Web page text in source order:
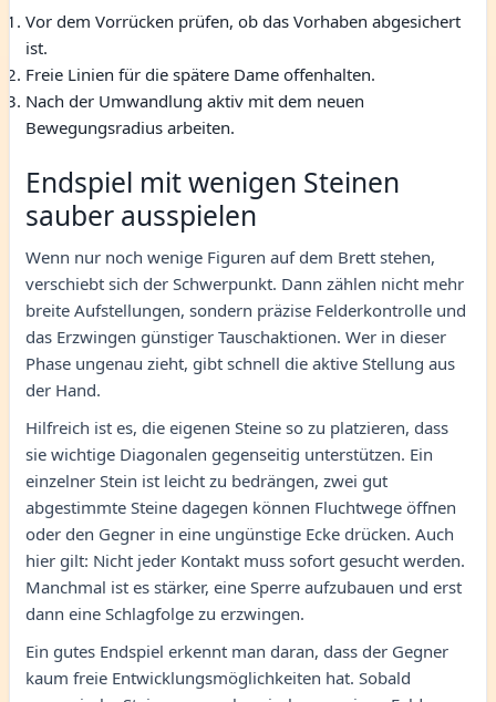
Vor dem Vorrücken prüfen, ob das Vorhaben abgesichert
ist.
Freie Linien für die spätere Dame offenhalten.
Nach der Umwandlung aktiv mit dem neuen
Bewegungsradius arbeiten.
Endspiel mit wenigen Steinen
sauber ausspielen
Wenn nur noch wenige Figuren auf dem Brett stehen,
verschiebt sich der Schwerpunkt. Dann zählen nicht mehr
breite Aufstellungen, sondern präzise Felderkontrolle und
das Erzwingen günstiger Tauschaktionen. Wer in dieser
Phase ungenau zieht, gibt schnell die aktive Stellung aus
der Hand.
Hilfreich ist es, die eigenen Steine so zu platzieren, dass
sie wichtige Diagonalen gegenseitig unterstützen. Ein
einzelner Stein ist leicht zu bedrängen, zwei gut
abgestimmte Steine dagegen können Fluchtwege öffnen
oder den Gegner in eine ungünstige Ecke drücken. Auch
hier gilt: Nicht jeder Kontakt muss sofort gesucht werden.
Manchmal ist es stärker, eine Sperre aufzubauen und erst
dann eine Schlagfolge zu erzwingen.
Ein gutes Endspiel erkennt man daran, dass der Gegner
kaum freie Entwicklungsmöglichkeiten hat. Sobald